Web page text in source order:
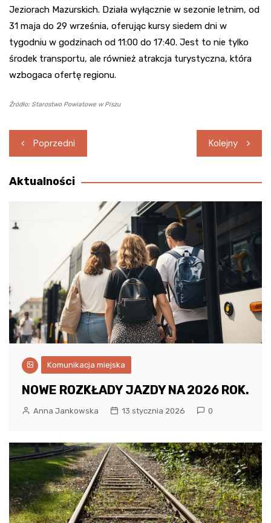
Jeziorach Mazurskich. Działa wyłącznie w sezonie letnim, od
31 maja do 29 września, oferując kursy siedem dni w
tygodniu w godzinach od 11:00 do 17:40. Jest to nie tylko
środek transportu, ale również atrakcja turystyczna, która
wzbogaca ofertę regionu.
Źródło: Starostwo Powiatowe w Piszu
Nawigacja
wpisu
Poprzedni Kolejny
Aktualności
Komunikacja miejska
NOWE ROZKŁADY JAZDY NA 2026 ROK.
Anna Jankowska 13 stycznia 2026 0